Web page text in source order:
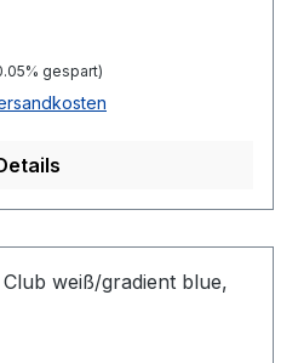
gespart)